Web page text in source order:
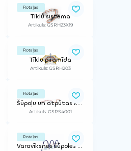
Rotaļas
Tīklu sistēma
Artikuls: GSRH23X19
Rotaļas
Tīklu piramīda
Artikuls: GSRH203
Rotaļas
Šūpoļu un atpūtas komplekss
Artikuls: GSRS4001
Rotaļas
Varavīksnes šūpoles (trīsvietīgas)